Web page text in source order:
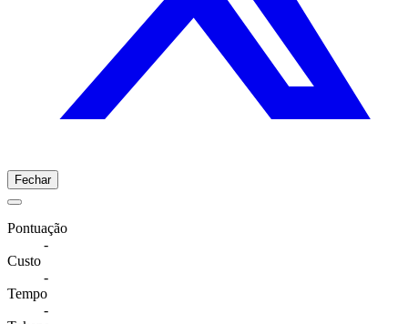
Fechar
Pontuação
-
Custo
-
Tempo
-